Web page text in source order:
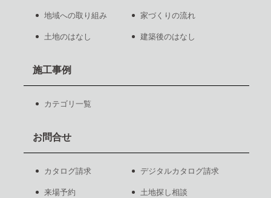
地域への取り組み 家づくりの流れ
土地のはなし 建築後のはなし
施工事例
カテゴリ一覧
お問合せ
カタログ請求 デジタルカタログ請求
来場予約 土地探し相談